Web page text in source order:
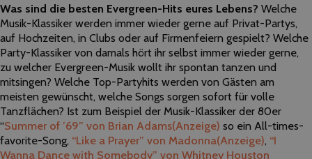
Was sind die besten Evergreen-Hits eures Lebens? Welche
Musik-Klassiker werden immer wieder gerne auf Privat-Partys,
auf Hochzeiten, in Clubs oder auf Firmenfeiern gespielt? Welche
Party-Klassiker von damals hört ihr selbst immer wieder gerne,
zu welcher Evergreen-Musik wollt ihr spontan tanzen und
mitsingen? Welche Top-Partyhits werden von Gästen am
meisten gewünscht, welche Songs sorgen sofort für volle
Tanzflächen? Ist zum Beispiel der Musik-Klassiker der 80er
“Summer of ’69” von Brian Adams(Anzeige) so ein All-times-
favorite-Song, “Like a Prayer” von Madonna(Anzeige), “I
Wanna Dance with Somebody” von Whitney Houston